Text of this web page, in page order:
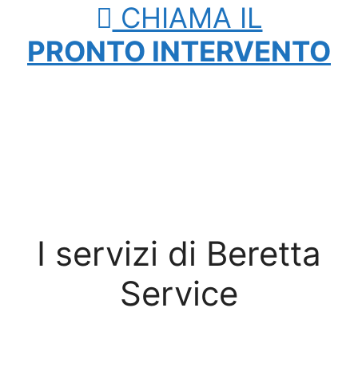
CHIAMA IL
PRONTO INTERVENTO
I servizi di Beretta
Service